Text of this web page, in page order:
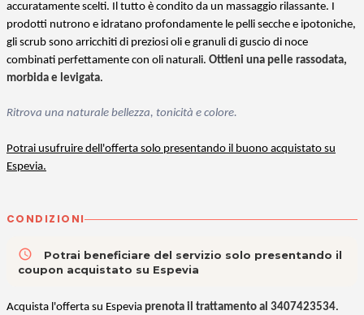
accuratamente scelti. Il tutto è condito da un massaggio rilassante. I
prodotti nutrono e idratano profondamente le pelli secche e ipotoniche,
gli scrub sono arricchiti di preziosi oli e granuli di guscio di noce
combinati perfettamente con oli naturali. Ottieni una pelle rassodata,
morbida e levigata.
Ritrova una naturale bellezza, tonicità e colore.
Potrai usufruire dell'offerta solo presentando il buono acquistato su
Espevia.
CONDIZIONI
access_time
Potrai beneficiare del servizio solo presentando il
coupon acquistato su Espevia
Acquista l'offerta su Espevia prenota il trattamento al 3407423534.